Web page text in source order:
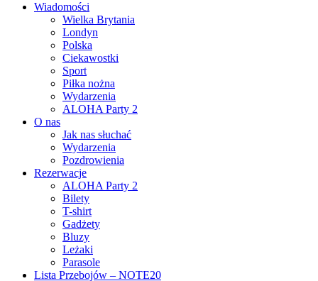
Wiadomości
Wielka Brytania
Londyn
Polska
Ciekawostki
Sport
Piłka nożna
Wydarzenia
ALOHA Party 2
O nas
Jak nas słuchać
Wydarzenia
Pozdrowienia
Rezerwacje
ALOHA Party 2
Bilety
T-shirt
Gadżety
Bluzy
Leżaki
Parasole
Lista Przebojów – NOTE20